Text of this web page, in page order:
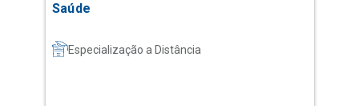
Saúde
Especialização a Distância